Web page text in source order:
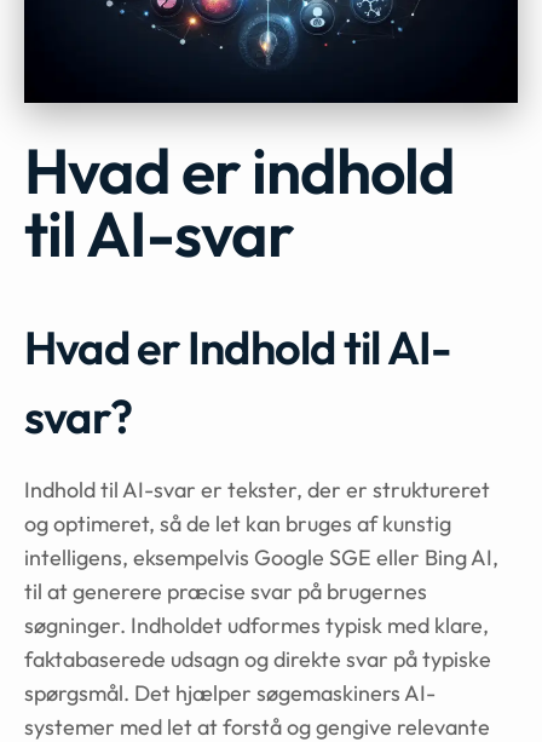
Hvad er indhold
til AI-svar
Hvad er Indhold til AI-
svar?
Indhold til AI-svar er tekster, der er struktureret
og optimeret, så de let kan bruges af kunstig
intelligens, eksempelvis Google SGE eller Bing AI,
til at generere præcise svar på brugernes
søgninger. Indholdet udformes typisk med klare,
faktabaserede udsagn og direkte svar på typiske
spørgsmål. Det hjælper søgemaskiners AI-
systemer med let at forstå og gengive relevante